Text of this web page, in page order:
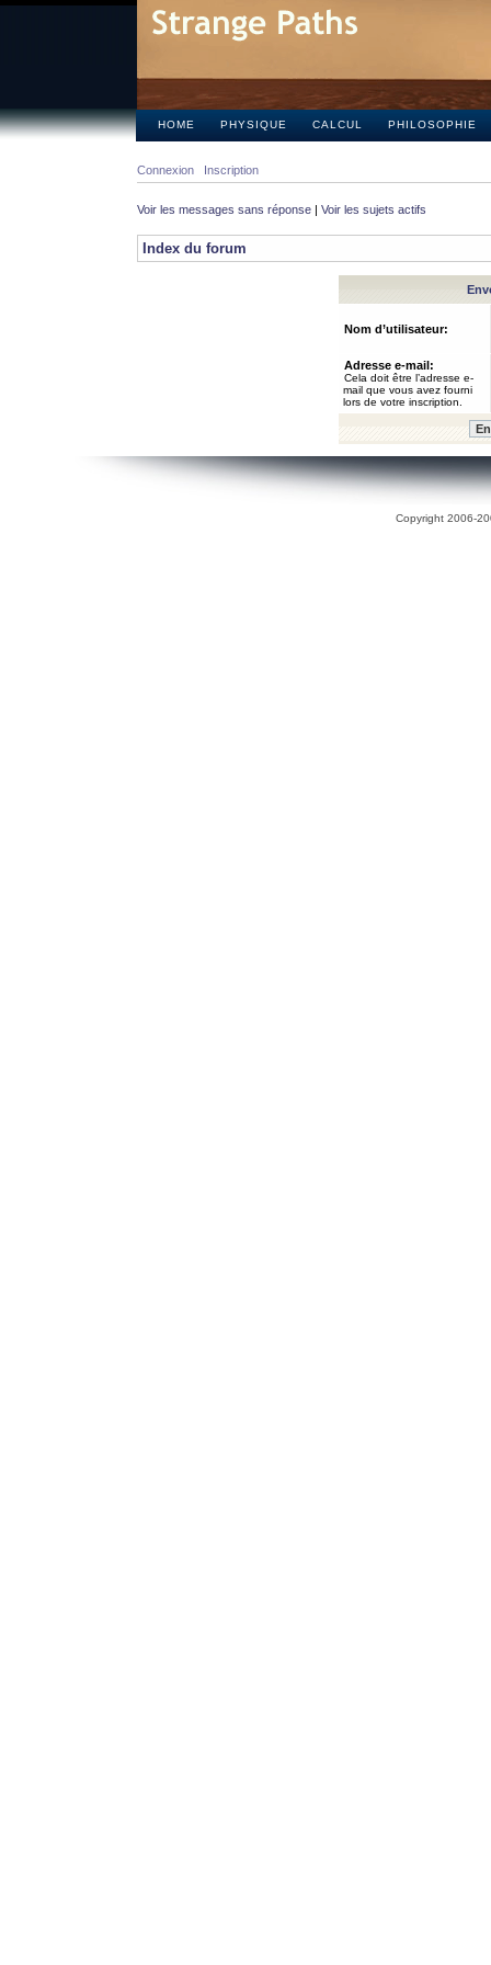
HOME PHYSIQUE CALCUL PHILOSOPHIE
Connexion Inscription
Voir les messages sans réponse | Voir les sujets actifs
Index du forum
Nom d’utilisateur:
Adresse e-mail:
Cela doit être l’adresse e-
mail que vous avez fourni
lors de votre inscription.
Copyright 2006-